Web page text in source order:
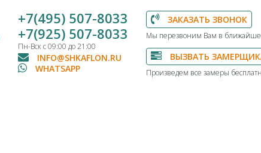
+7(495) 507-8033
+7(925) 507-8033
Пн-Вск с 09:00 до 21:00
INFO@SHKAFLON.RU
WHATSAPP
ЗАКАЗАТЬ ЗВОНОК
Мы перезвоним Вам в
ВЫЗВАТЬ
Произведем все замеры